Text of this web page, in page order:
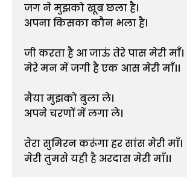
जग ने मुझको खूब छला है।
अपना किसका कौन भला है।
जी करता है आ जाऊं तेरे पास मेरी माँ।
मेरे मन में जगी है एक आस मेरी माँ।।
मैया मुझको बुला ले।
अपने चरणों में लगा ले।
तेरा सुमिरन करूंगा हर सांस मेरी माँ।
मेरी तुमसे यही है अरदास मेरी माँ।।